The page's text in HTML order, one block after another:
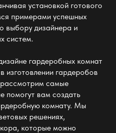
установкой готового
примерами успешных
выбору дизайнера и
систем.
гардеробных комнат
изготовлении гардеробов
рассмотрим самые
помогут вам создать
комнату. Мы
решениях,
которые можно